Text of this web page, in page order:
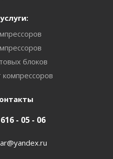
блоков
- 05 - 06